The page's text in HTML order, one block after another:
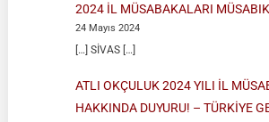
2024 İL MÜSABAKALARI
24 Mayıs 2024
[…] SİVAS […]
ATLI OKÇULUK 2024 YILI İL
HAKKINDA DUYURU! – TÜRKİYE